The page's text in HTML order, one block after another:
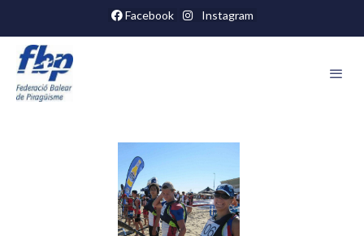
Facebook Instagram